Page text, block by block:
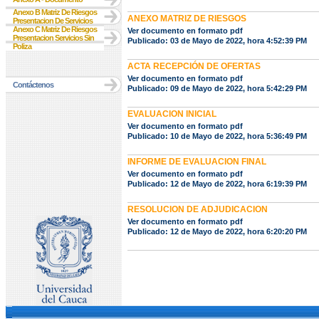
Anexo B Matriz De Riesgos
Presentacion De Servicios
Anexo C Matriz De Riesgos
Presentacion Servicios Sin
Poliza
Contáctenos
ANEXO MATRIZ DE RIESGOS
Ver documento en formato pdf
Publicado: 03 de Mayo de 2022, hora 4:52:39 PM
ACTA RECEPCIÓN DE OFERTAS
Ver documento en formato pdf
Publicado: 09 de Mayo de 2022, hora 5:42:29 PM
EVALUACION INICIAL
Ver documento en formato pdf
Publicado: 10 de Mayo de 2022, hora 5:36:49 PM
INFORME DE EVALUACION FINAL
Ver documento en formato pdf
Publicado: 12 de Mayo de 2022, hora 6:19:39 PM
RESOLUCION DE ADJUDICACION
Ver documento en formato pdf
Publicado: 12 de Mayo de 2022, hora 6:20:20 PM